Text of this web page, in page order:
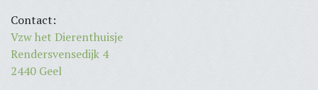
Contact:
Vzw het Dierenthuisje
Rendersvensedijk 4
2440 Geel